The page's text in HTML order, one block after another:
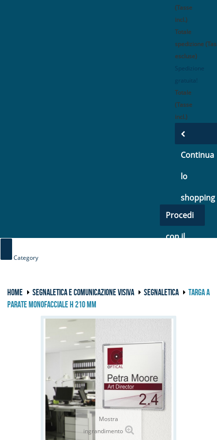
(Tasse
incl.)
Totale
spedizione
escluse)
Spedizione
gratuita!
Totale
(Tasse
incl.)
Continua
lo
shopping
Procedi
con il
Category
HOME SEGNALETICA E COMUNICAZIONE VISIVA SEGNALETICA
TARGA A
PARATE MONOFACCIALE H 210 mm
Mostra
ingrandimento